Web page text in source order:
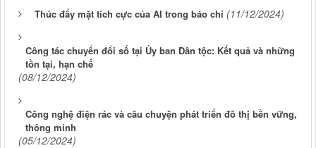
Thúc đẩy mặt tích cực của AI trong báo chí (11/12/2024)
Công tác chuyển đổi số tại Ủy ban Dân tộc: Kết quả và những
tồn tại, hạn chế
(08/12/2024)
Công nghệ điện rác và câu chuyện phát triển đô thị bền vững,
thông minh
(05/12/2024)